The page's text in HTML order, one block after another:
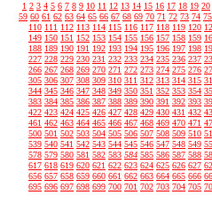
1 2 3 4 5 6 7 8 9 10 11 12 13 14 15 16 17 18 19 20
59 60 61 62 63 64 65 66 67 68 69 70 71 72 73 74 75
110 111 112 113 114 115 116 117 118 119 120
149 150 151 152 153 154 155 156 157 158 159
188 189 190 191 192 193 194 195 196 197 198
227 228 229 230 231 232 233 234 235 236 237
266 267 268 269 270 271 272 273 274 275 276
305 306 307 308 309 310 311 312 313 314 315
344 345 346 347 348 349 350 351 352 353 354
383 384 385 386 387 388 389 390 391 392 393
422 423 424 425 426 427 428 429 430 431 432
461 462 463 464 465 466 467 468 469 470 471
500 501 502 503 504 505 506 507 508 509 510
539 540 541 542 543 544 545 546 547 548 549
578 579 580 581 582 583 584 585 586 587 588
617 618 619 620 621 622 623 624 625 626 627
656 657 658 659 660 661 662 663 664 665 666
695 696 697 698 699 700 701 702 703 704 705